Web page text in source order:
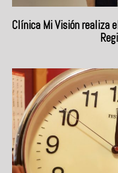
Clínica Mi Visión realiza